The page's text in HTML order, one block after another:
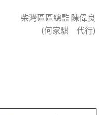
柴灣區區總監 陳偉良
(何家騏 代行)